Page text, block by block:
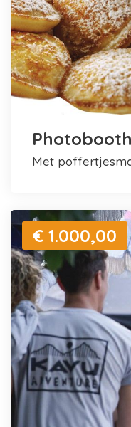
met
€ 1.000,00